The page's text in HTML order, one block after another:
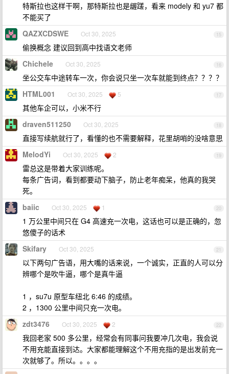
特斯拉也这样干啊，那特斯拉也是龌蹉，看来 modely 和 yu7 都
不能买了
15
QAZXCDSWE Oct 30, 2025
偷换概念 建议回到高中找语文老师
16
Chichele Oct 30, 2025
坐公交车中途转车一次，你会说只坐一次车就能到终点？？？？
17
HTML001 Oct 30, 2025 5
其他车企可以，小米不行
18
draven511250 Oct 30, 2025
直接写续航就行了，看懂的也不需要解释，花里胡哨的没啥意思
19
MelodYi Oct 30, 2025 2
雷总这是带着大家训练呢。
每条广告词，看到都要动下脑子，防止老年痴呆，他真的我哭
死。
20
baiic Oct 30, 2025 1
1 万公里中间只在 G4 高速充一次电，这话也可以是正确的，忽
悠傻子的话术
21
Skifary Oct 30, 2025
以下两句广告语，用大嘴的话来说，一个诚实，正直的人可以分
辨哪个是吹牛逼，哪个是真牛逼
1 ，su7u 原型车纽北 6:46 的成绩。
2 ，1300 公里中间只充一次电。
22
zdt3476 Oct 30, 2025 2
我回老家 500 多公里，经常会有同事问我要冲几次电，我会说
不用充能直接到达。大家都能理解这个不用充指的是出发前充一
次就够了。所以。。。。